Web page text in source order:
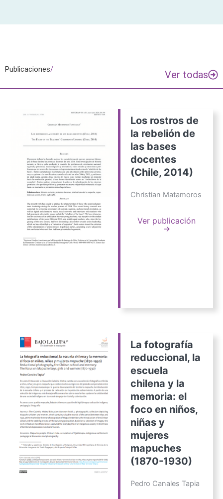
Publicaciones/ Ver todas
Los rostros de
la rebelión de
las bases
docentes
(Chile, 2014)
Christian Matamoros
Ver publicación
→
La fotografía
reduccional, la
escuela
chilena y la
memoria: el
foco en niños,
niñas y
mujeres
mapuches
(1870-1930)
Pedro Canales Tapia